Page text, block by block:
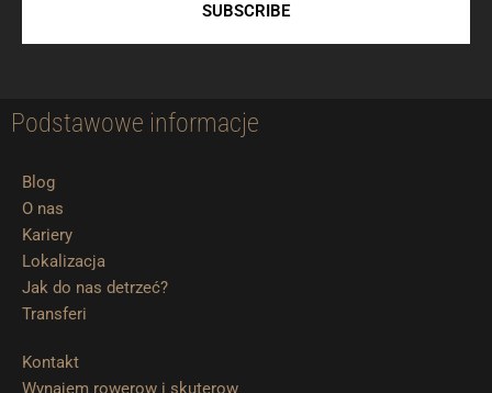
SUBSCRIBE
Podstawowe informacje
Blog
O nas
Kariery
Lokalizacja
Jak do nas detrzeć?
Transferi
Kontakt